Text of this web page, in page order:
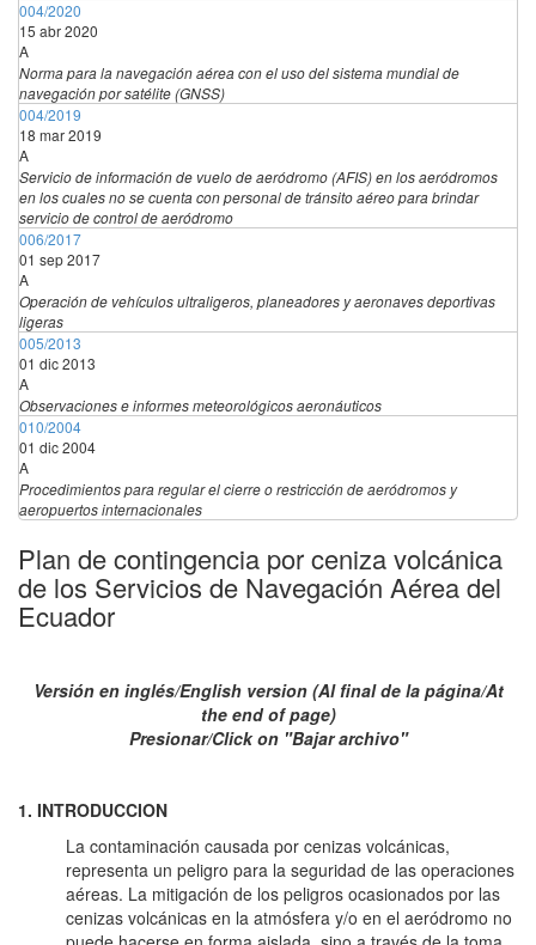
004/2020
15 abr 2020
A
Norma para la navegación aérea con el uso del sistema mundial de
navegación por satélite (GNSS)
004/2019
18 mar 2019
A
Servicio de información de vuelo de aeródromo (AFIS) en los aeródromos
en los cuales no se cuenta con personal de tránsito aéreo para brindar
servicio de control de aeródromo
006/2017
01 sep 2017
A
Operación de vehículos ultraligeros, planeadores y aeronaves deportivas
ligeras
005/2013
01 dic 2013
A
Observaciones e informes meteorológicos aeronáuticos
010/2004
01 dic 2004
A
Procedimientos para regular el cierre o restricción de aeródromos y
aeropuertos internacionales
Plan de contingencia por ceniza volcánica
de los Servicios de Navegación Aérea del
Ecuador
Versión en inglés/English version (Al final de la página/At
the end of page)
Presionar/Click on "Bajar archivo"
1. INTRODUCCION
La contaminación causada por cenizas volcánicas,
representa un peligro para la seguridad de las operaciones
aéreas. La mitigación de los peligros ocasionados por las
cenizas volcánicas en la atmósfera y/o en el aeródromo no